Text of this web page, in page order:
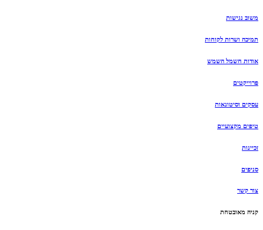
משוב נגישות
תמיכה ושרות לקוחות
אודות חשמל השמש
פרוייקטים
עסקים וסיטונאות
טיפים מקצועיים
זכיינות
סניפים
צור קשר
קניה מאובטחת